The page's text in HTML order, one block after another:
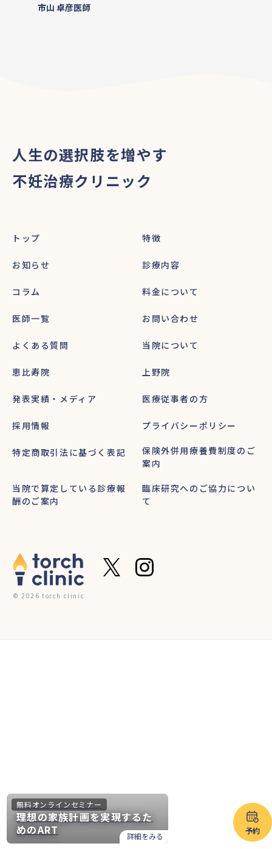
市山 卓彦医師
予約
詳細をみる
無料オンラインセミナー
理想の家族計画を実現するた
めのART
人生の選択肢を増やす
不妊治療クリニック
トップ 特徴
お知らせ 診療内容
コラム 料金について
医師一覧 お問い合わせ
よくある質問 当院について
恵比寿院 上野院
発表実績・メディア 医療従事者の方
採用情報 プライバシーポリシー
特定商取引法に基づく表記
保険外併用療養費制度のご
案内
当院で算定している診療報
酬のご案内
臨床研究へのご協力につい
て
© 2026 torch clinic